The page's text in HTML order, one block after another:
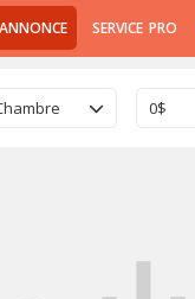
SERVICE PRO
0$